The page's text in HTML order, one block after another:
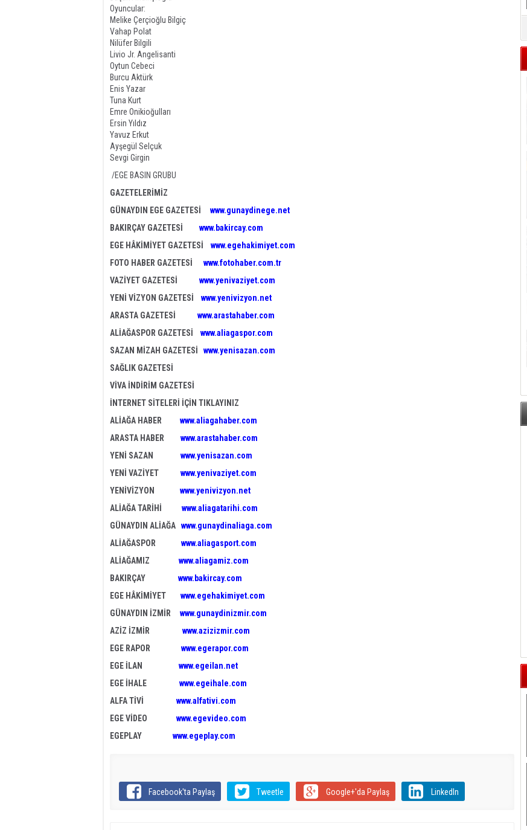
Oyuncular:
Melike Çerçioğlu Bilgiç
Vahap Polat
Nilüfer Bilgili
Livio Jr. Angelisanti
Oytun Cebeci
Burcu Aktürk
Enis Yazar
Tuna Kurt
Emre Onikioğulları
Ersin Yıldız
Yavuz Erkut
Ayşegül Selçuk
Sevgi Girgin
/EGE BASIN GRUBU
GAZETELERİMİZ
GÜNAYDIN EGE GAZETESİ
www.gunaydinege.net
BAKIRÇAY GAZETESİ www.bakircay.com
EGE HÂKİMİYET GAZETESİ
www.egehakimiyet.com
FOTO HABER GAZETESİ
www.fotohaber.com.tr
VAZİYET GAZETESİ www.yenivaziyet.com
YENİ VİZYON GAZETESİ
www.yenivizyon.net
ARASTA GAZETESİ www.arastahaber.com
ALİAĞASPOR GAZETESİ
www.aliagaspor.com
SAZAN MİZAH GAZETESİ
www.yenisazan.com
SAĞLIK GAZETESİ
VİVA İNDİRİM GAZETESİ
İNTERNET SİTELERİ İÇİN TIKLAYINIZ
ALİAĞA HABER www.aliagahaber.com
ARASTA HABER www.arastahaber.com
YENİ SAZAN www.yenisazan.com
YENİ VAZİYET www.yenivaziyet.com
YENİVİZYON www.yenivizyon.net
ALİAĞA TARİHİ www.aliagatarihi.com
GÜNAYDIN ALİAĞA www.gunaydinaliaga.com
ALİAĞASPOR www.aliagasport.com
ALİAĞAMIZ www.aliagamiz.com
BAKIRÇAY www.bakircay.com
EGE HÂKİMİYET www.egehakimiyet.com
GÜNAYDIN İZMİR www.gunaydinizmir.com
AZİZ İZMİR www.azizizmir.com
EGE RAPOR www.egerapor.com
EGE İLAN www.egeilan.net
EGE İHALE www.egeihale.com
ALFA TİVİ www.alfativi.com
EGE VİDEO www.egevideo.com
EGEPLAY www.egeplay.com
Facebook'ta Paylaş Tweetle Google+'da Paylaş LinkedIn